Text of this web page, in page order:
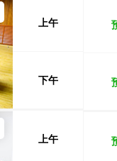
上午
下午
上午